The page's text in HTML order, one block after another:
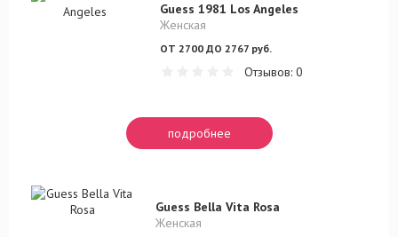
Guess 1981 Los Angeles
Женская
ОТ 2700 ДО 2767 руб.
Отзывов: 0
подробнее
Guess Bella Vita Rosa
Женская